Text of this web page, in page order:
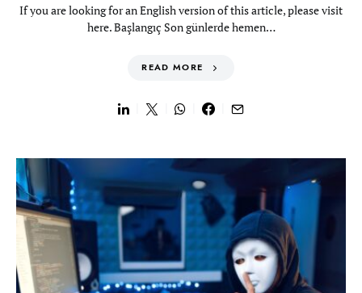
If you are looking for an English version of this article, please visit
here. Başlangıç Son günlerde hemen…
READ MORE